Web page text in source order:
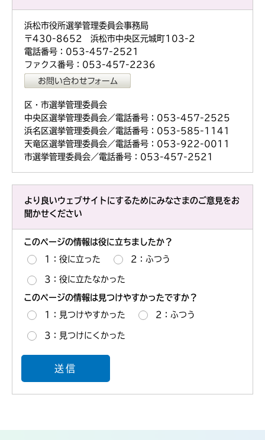
浜松市役所選挙管理委員会事務局
〒430-8652 浜松市中央区元城町103-2
電話番号：053-457-2521
ファクス番号：053-457-2236
区・市選挙管理委員会
中央区選挙管理委員会／電話番号：053-457-2525
浜名区選挙管理委員会／電話番号：053-585-1141
天竜区選挙管理委員会／電話番号：053-922-0011
市選挙管理委員会／電話番号：053-457-2521
より良いウェブサイトにするためにみなさまのご意見をお
聞かせください
このページの情報は役に立ちましたか？
1：役に立った 2：ふつう
3：役に立たなかった
このページの情報は見つけやすかったですか？
1：見つけやすかった 2：ふつう
3：見つけにくかった